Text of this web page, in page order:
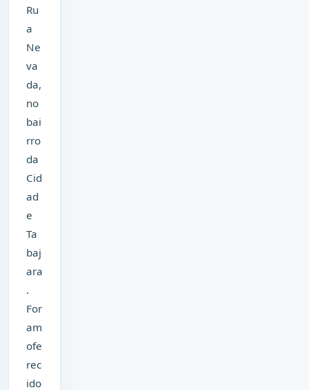
Ru
a
Ne
va
da,
no
bai
rro
da
Cid
ad
e
Ta
baj
ara
.
For
am
ofe
rec
ido